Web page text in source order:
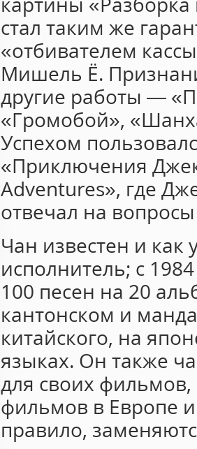
стал таким же
«отбивателем
Мишель Ё.
другие работы —
«Громобой»,
Успехом
«Приключения
Adventures», где
отвечал на
Чан известен и
исполнитель; с
100 песен на 20
кантонском и
китайского, на
языках. Он также
для своих
фильмов в Европе
правило,